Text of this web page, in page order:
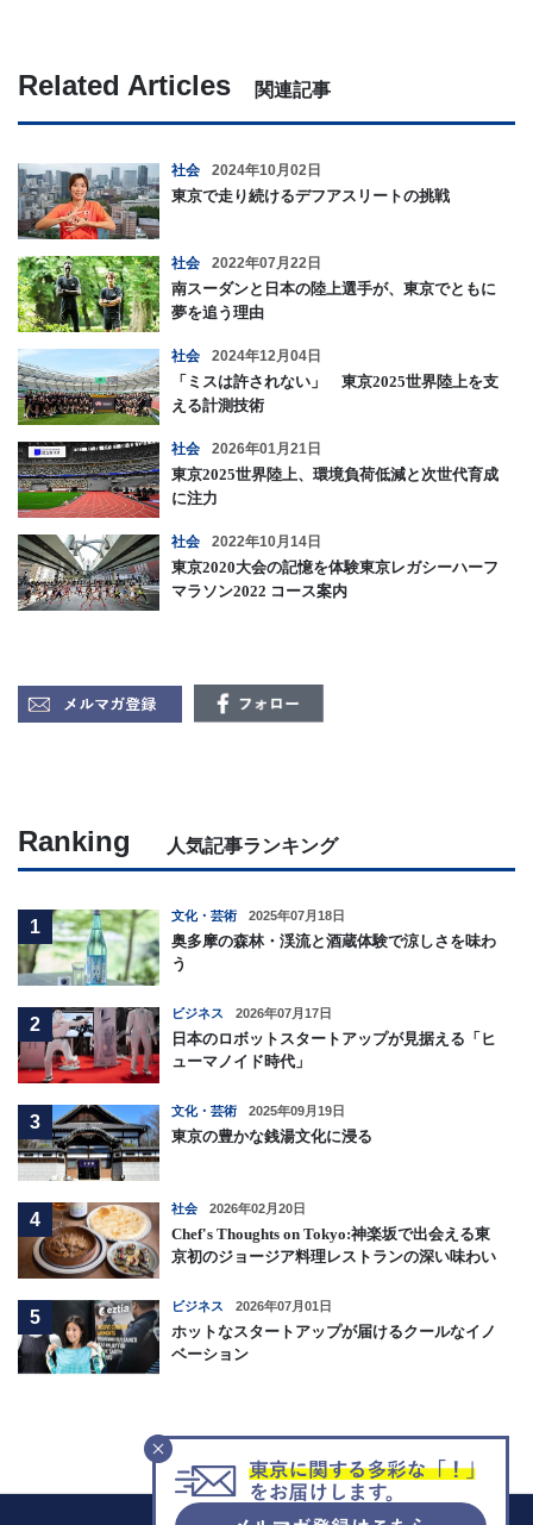
Related Articles 関連記事
社会 2024年10月02日
東京で走り続けるデフアスリートの挑戦
社会 2022年07月22日
南スーダンと日本の陸上選手が、東京でともに
夢を追う理由
社会 2024年12月04日
「ミスは許されない」 東京2025世界陸上を支
える計測技術
社会 2026年01月21日
東京2025世界陸上、環境負荷低減と次世代育成
に注力
社会 2022年10月14日
東京2020大会の記憶を体験東京レガシーハーフ
マラソン2022 コース案内
Ranking 人気記事ランキング
1
文化・芸術 2025年07月18日
奥多摩の森林・渓流と酒蔵体験で涼しさを味わ
う
2
ビジネス 2026年07月17日
日本のロボットスタートアップが見据える「ヒ
ューマノイド時代」
3
文化・芸術 2025年09月19日
東京の豊かな銭湯文化に浸る
4
社会 2026年02月20日
Chef's Thoughts on Tokyo:神楽坂で出会える東
京初のジョージア料理レストランの深い味わい
5
ビジネス 2026年07月01日
ホットなスタートアップが届けるクールなイノ
ベーション